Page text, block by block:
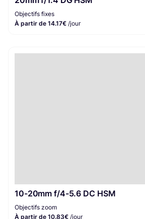
Objectifs fixes
À partir de 14.17€ /jour
10-20mm f/4-5.6 DC HSM
Objectifs zoom
À partir de 10.83€ /jour